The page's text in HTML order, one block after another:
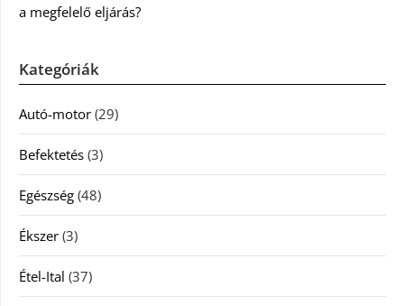
a megfelelő eljárás?
Kategóriák
Autó-motor (29)
Befektetés (3)
Egészség (48)
Ékszer (3)
Étel-Ital (37)